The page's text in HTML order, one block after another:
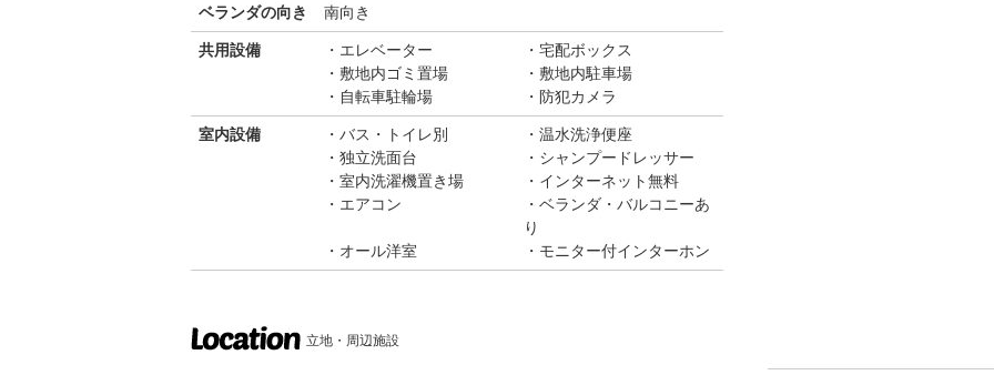
ベランダの向き 南向き
共用設備 エレベーター
宅配ボックス
敷地内ゴミ置場
敷地内駐車場
自転車駐輪場
防犯カメラ
室内設備 バス・トイレ別
温水洗浄便座
独立洗面台
シャンプードレッサー
室内洗濯機置き場
インターネット無料
エアコン
ベランダ・バルコニーあ
り
オール洋室
モニター付インターホン
立地・周辺施設